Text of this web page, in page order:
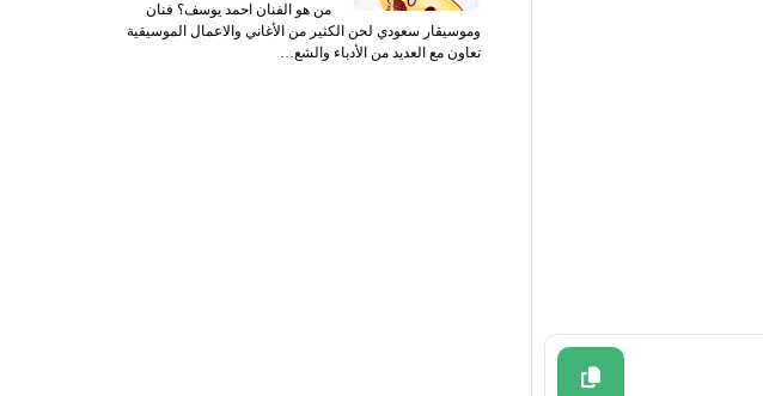
من هو الفنان احمد يوسف؟ فنان
وموسيقار سعودي لحن الكثير من الأغاني والاعمال الموسيقية
تعاون مع العديد من الأدباء والشع…